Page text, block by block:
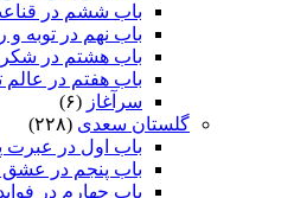
باب ششم در
باب نهم در توبه
باب هشتم در
باب هفتم در عالم
سرآغاز (۶)
گلستان سعدی (۲۲۸)
باب اول در عبرت
باب پنجم در عشق
باب چهارم در